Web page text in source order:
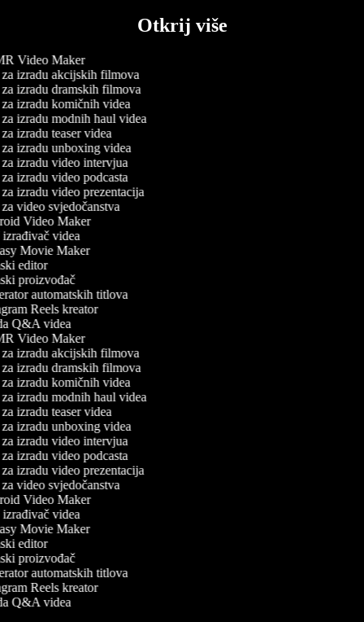
Otkrij više
Video Maker
izradu akcijskih filmova
izradu dramskih filmova
izradu komičnih videa
izradu modnih haul videa
izradu teaser videa
izradu unboxing videa
izradu video intervjua
izradu video podcasta
izradu video prezentacija
video svjedočanstva
Video Maker
videa
Movie Maker
editor
proizvođač
automatskih titlova
Reels kreator
Q&A videa
Video Maker
izradu akcijskih filmova
izradu dramskih filmova
izradu komičnih videa
izradu modnih haul videa
izradu teaser videa
izradu unboxing videa
izradu video intervjua
izradu video podcasta
izradu video prezentacija
video svjedočanstva
Video Maker
videa
Movie Maker
editor
proizvođač
automatskih titlova
Reels kreator
Q&A videa